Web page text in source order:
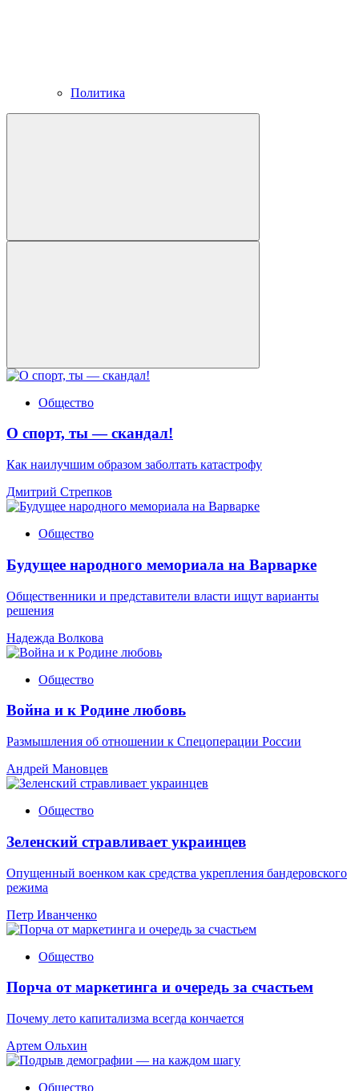
Политика
Общество
О спорт, ты — скандал!
Как наилучшим образом заболтать катастрофу
Дмитрий Стрепков
Общество
Будущее народного мемориала на Варварке
Общественники и представители власти ищут варианты
решения
Надежда Волкова
Общество
Война и к Родине любовь
Размышления об отношении к Спецоперации России
Андрей Мановцев
Общество
Зеленский стравливает украинцев
Опущенный военком как средства укрепления бандеровского
режима
Петр Иванченко
Общество
Порча от маркетинга и очередь за счастьем
Почему лето капитализма всегда кончается
Артем Ольхин
Общество